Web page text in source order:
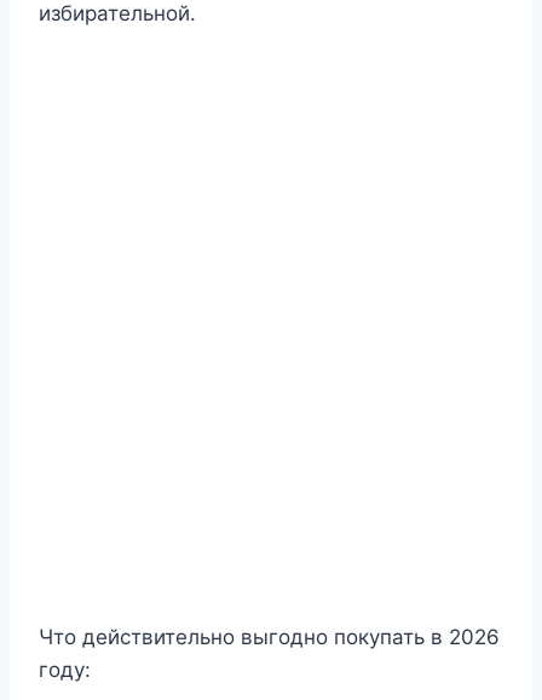
избирательной.
Что действительно выгодно покупать в 2026
году: